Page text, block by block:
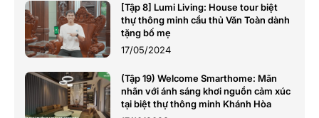
[Tập 8] Lumi Living: House tour biệt
thự thông minh cầu thủ Văn Toàn dành
tặng bố mẹ
17/05/2024
(Tập 19) Welcome Smarthome: Mãn
nhãn với ánh sáng khơi nguồn cảm xúc
tại biệt thự thông minh Khánh Hòa